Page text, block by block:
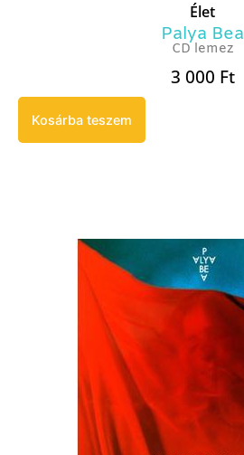
Élet
Palya Bea
CD lemez
3 000 Ft
Kosárba teszem